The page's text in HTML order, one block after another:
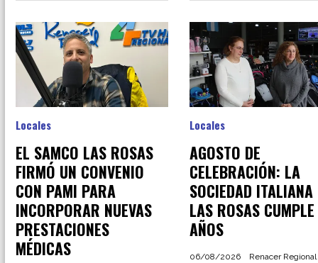
EL SAMCO LAS ROSAS
FIRMÓ UN CONVENIO
CON PAMI PARA
INCORPORAR NUEVAS
PRESTACIONES
MÉDICAS
Locales
AGOSTO DE
CELEBRACIÓN: LA
SOCIEDAD ITALIANA
LAS ROSAS
AÑOS
Renacer Regional
Locales
06/08/2026